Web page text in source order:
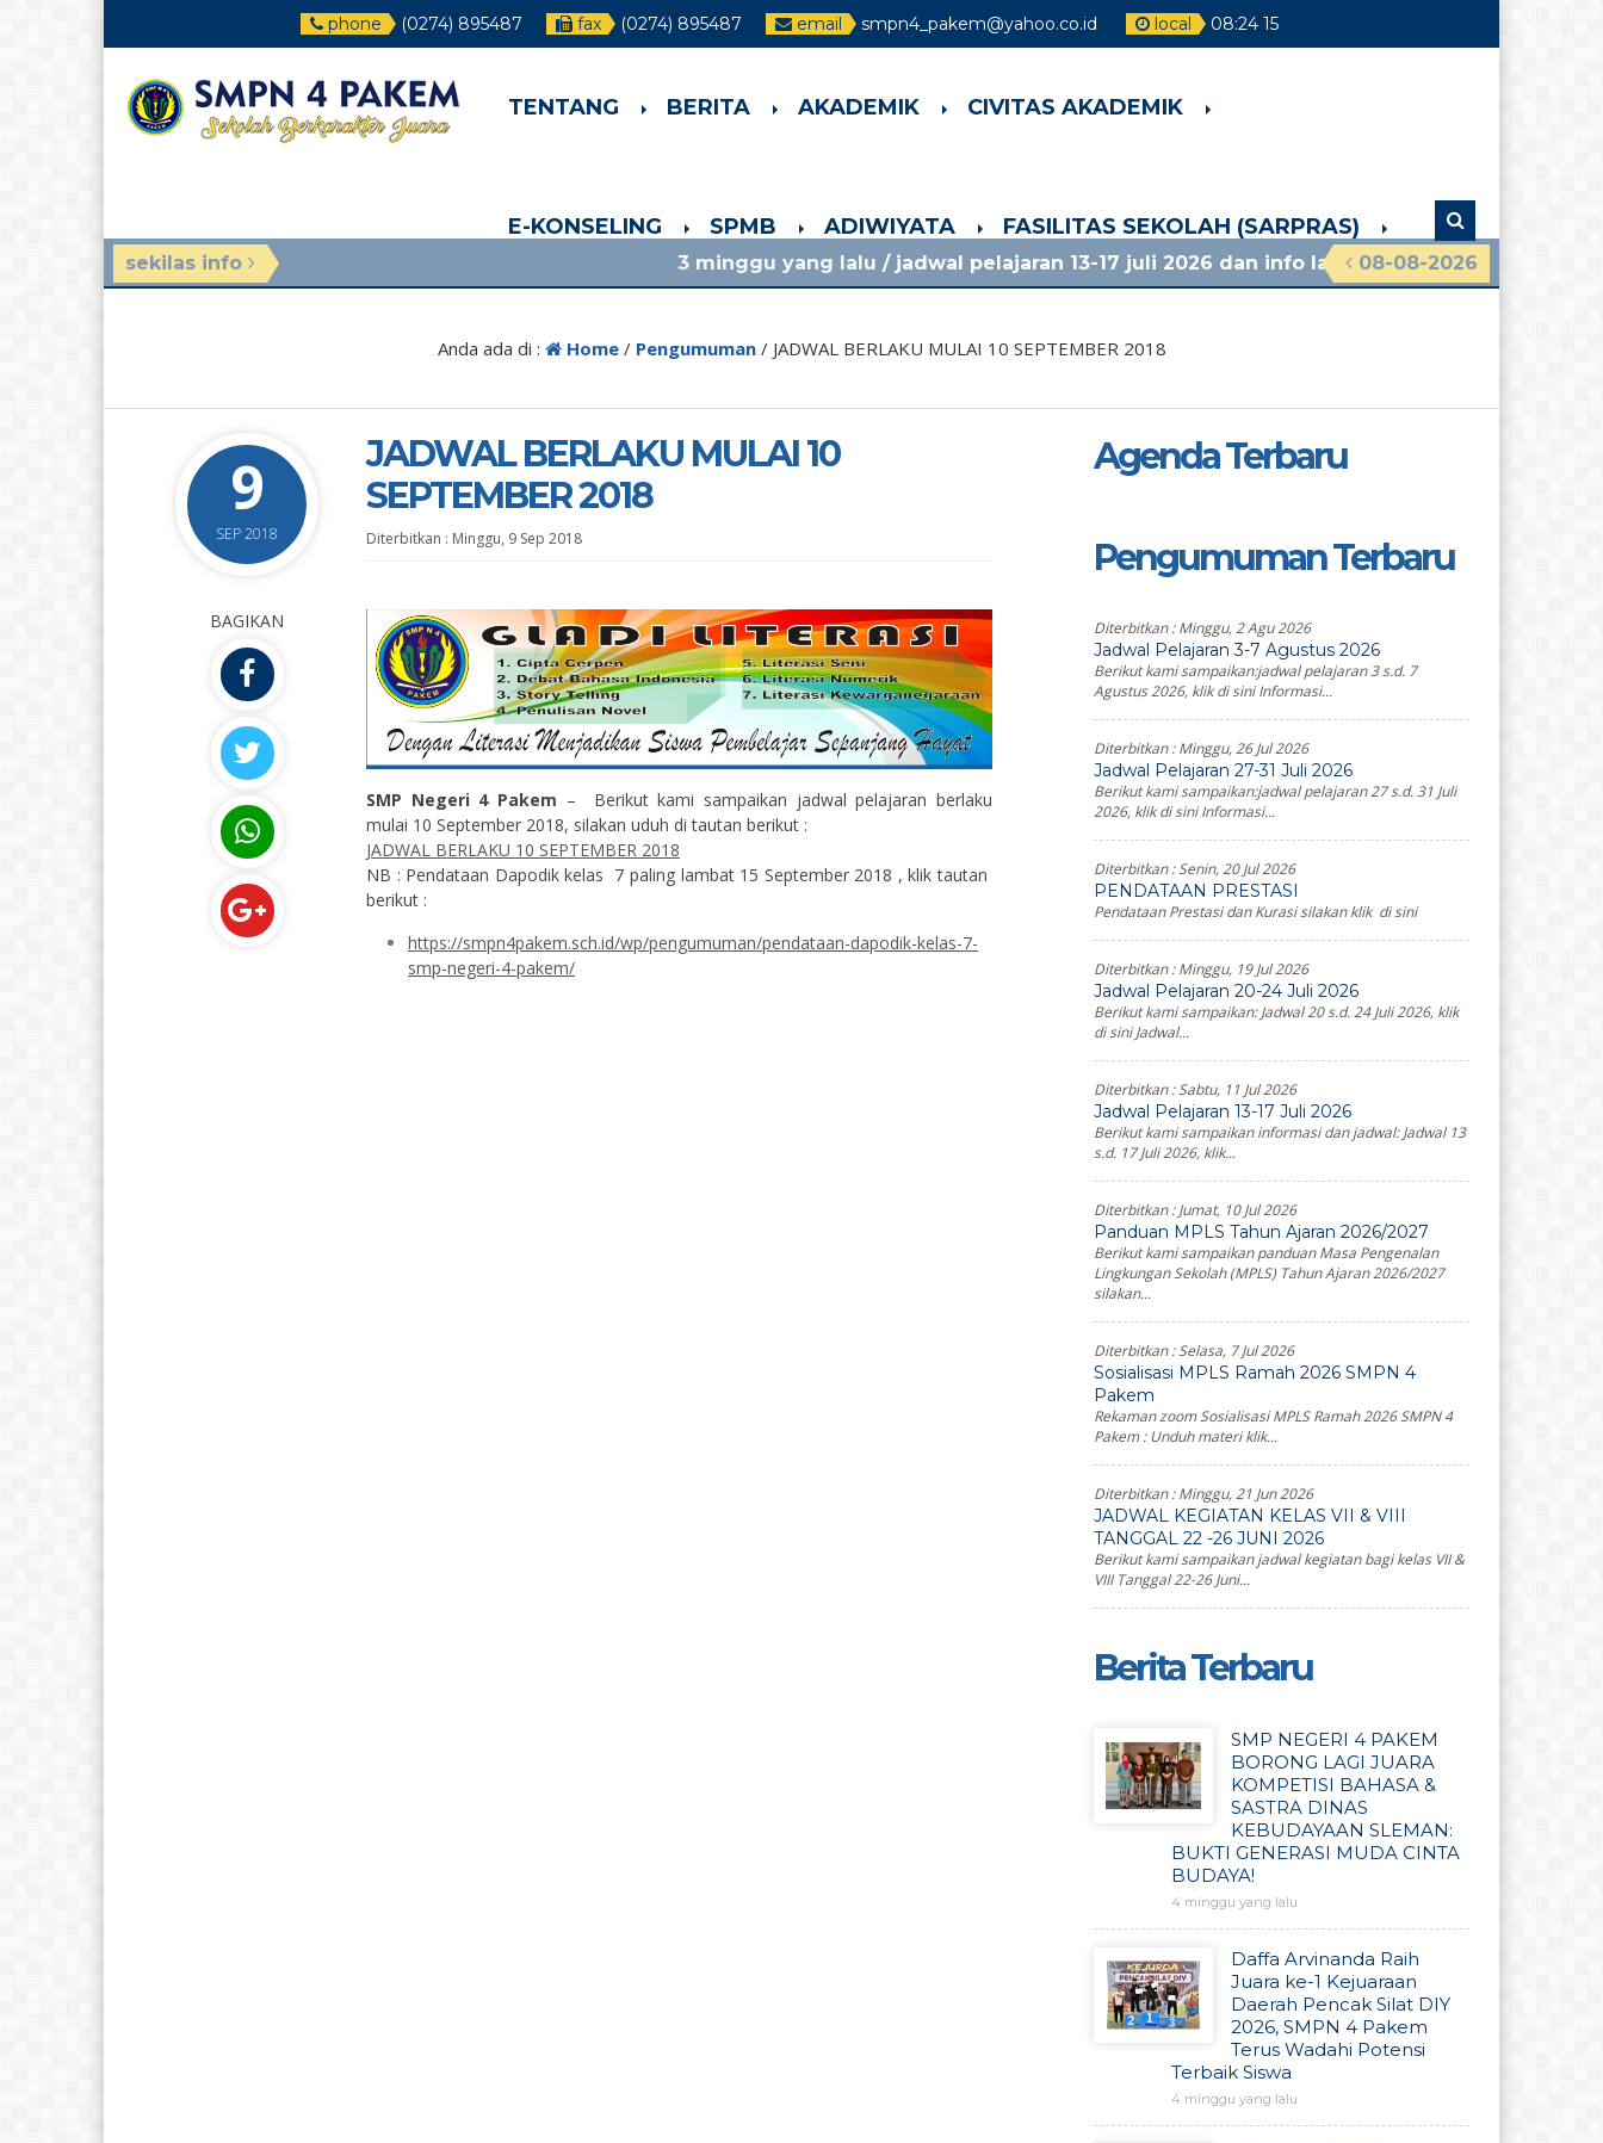
phone (0274) 895487 fax (0274) 895487 email smpn4_pakem@yahoo.co.id local 08:24 16
TENTANG BERITA AKADEMIK CIVITAS AKADEMIK
E-KONSELING SPMB ADIWIYATA FASILITAS SEKOLAH (SARPRAS)
sekilas info 08-08-2026
3 minggu yang lalu/ jadwal pelajaran 13-17 juli 2026 dan info lainnya, lihat pengumuman terbaru!
Anda ada di : Home/ Pengumuman/ JADWAL BERLAKU MULAI 10 SEPTEMBER 2018
9
SEP 2018
JADWAL BERLAKU MULAI 10
SEPTEMBER 2018
Diterbitkan : Minggu, 9 Sep 2018
BAGIKAN
SMP Negeri 4 Pakem – Berikut kami sampaikan jadwal pelajaran berlaku
mulai 10 September 2018, silakan uduh di tautan berikut :
JADWAL BERLAKU 10 SEPTEMBER 2018
NB : Pendataan Dapodik kelas 7 paling lambat 15 September 2018 , klik tautan
berikut :
https://smpn4pakem.sch.id/wp/pengumuman/pendataan-dapodik-kelas-7-
smp-negeri-4-pakem/
Agenda Terbaru
Pengumuman Terbaru
Diterbitkan :Minggu, 2 Agu 2026
Jadwal Pelajaran 3-7 Agustus 2026
Berikut kami sampaikan:jadwal pelajaran 3 s.d. 7
Agustus 2026, klik di sini Informasi...
Diterbitkan :Minggu, 26 Jul 2026
Jadwal Pelajaran 27-31 Juli 2026
Berikut kami sampaikan:jadwal pelajaran 27 s.d. 31 Juli
2026, klik di sini Informasi...
Diterbitkan :Senin, 20 Jul 2026
PENDATAAN PRESTASI
Pendataan Prestasi dan Kurasi silakan klik di sini
Diterbitkan :Minggu, 19 Jul 2026
Jadwal Pelajaran 20-24 Juli 2026
Berikut kami sampaikan: Jadwal 20 s.d. 24 Juli 2026, klik
di sini Jadwal...
Diterbitkan :Sabtu, 11 Jul 2026
Jadwal Pelajaran 13-17 Juli 2026
Berikut kami sampaikan informasi dan jadwal: Jadwal 13
s.d. 17 Juli 2026, klik...
Diterbitkan :Jumat, 10 Jul 2026
Panduan MPLS Tahun Ajaran 2026/2027
Berikut kami sampaikan panduan Masa Pengenalan
Lingkungan Sekolah (MPLS) Tahun Ajaran 2026/2027
silakan...
Diterbitkan :Selasa, 7 Jul 2026
Sosialisasi MPLS Ramah 2026 SMPN 4
Pakem
Rekaman zoom Sosialisasi MPLS Ramah 2026 SMPN 4
Pakem : Unduh materi klik...
Diterbitkan :Minggu, 21 Jun 2026
JADWAL KEGIATAN KELAS VII & VIII
TANGGAL 22 -26 JUNI 2026
Berikut kami sampaikan jadwal kegiatan bagi kelas VII &
VIII Tanggal 22-26 Juni...
Berita Terbaru
SMP NEGERI 4 PAKEM
BORONG LAGI JUARA
KOMPETISI BAHASA &
SASTRA DINAS
KEBUDAYAAN SLEMAN:
BUKTI GENERASI MUDA CINTA
BUDAYA!
4 minggu yang lalu
Daffa Arvinanda Raih
Juara ke-1 Kejuaraan
Daerah Pencak Silat DIY
2026, SMPN 4 Pakem
Terus Wadahi Potensi
Terbaik Siswa
4 minggu yang lalu